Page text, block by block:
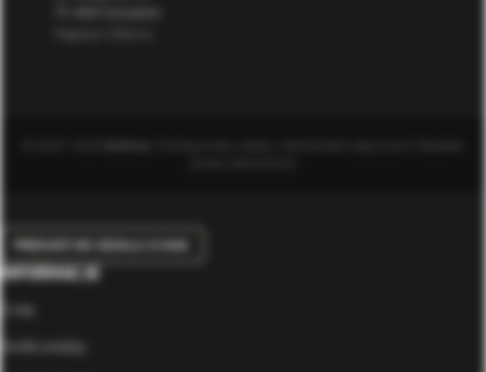
PRZEJDŹ DO DZIAŁU O NAS
INFORMACJE
O nas
Strefa wiedzy